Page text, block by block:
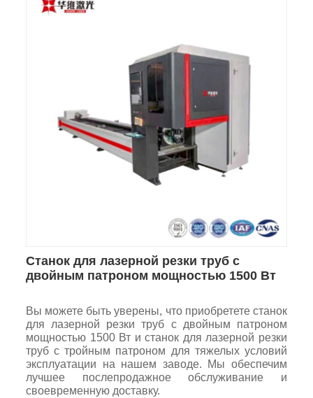
Станок для лазерной резки труб с
двойным патроном мощностью 1500 Вт
Вы можете быть уверены, что приобретете станок
для лазерной резки труб с двойным патроном
мощностью 1500 Вт и станок для лазерной резки
труб с тройным патроном для тяжелых условий
эксплуатации на нашем заводе. Мы обеспечим
лучшее послепродажное обслуживание и
своевременную доставку.